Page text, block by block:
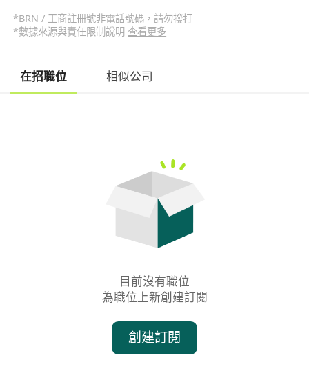
*BRN / 工商註冊號非電話號碼，請勿撥打
*數據來源與責任限制說明 查看更多
在招職位 相似公司
目前沒有職位
為職位上新創建訂閱
創建訂閱